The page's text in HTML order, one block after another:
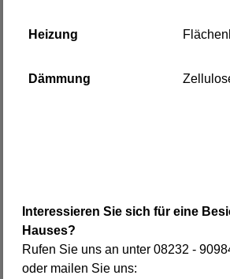
Heizung
Dämmung
Interessieren Sie sich für eine
Hauses?
Rufen Sie uns an unter 08232 -
oder mailen Sie uns: